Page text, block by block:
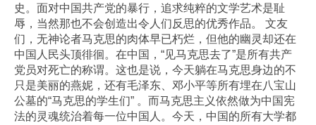
史。面对中国共产党的暴行，追求纯粹的文学艺术是耻
辱，当然那也不会创造出令人们反思的优秀作品。 文友
们，无神论者马克思的肉体早已朽烂，但他的幽灵却还在
中国人民头顶徘徊。在中国，“见马克思去了”是所有共产
党员对死亡的称谓。这也是说，今天躺在马克思身边的不
只是美丽的燕妮，还有毛泽东、邓小平等所有埋在八宝山
公墓的“马克思的学生们” 。而马克思主义依然做为中国宪
法的灵魂统治着每一位中国人。今天，中国的所有大学都